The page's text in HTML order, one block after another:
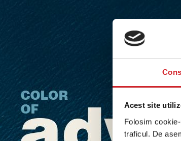
Acest site
Folosim
traficul. De